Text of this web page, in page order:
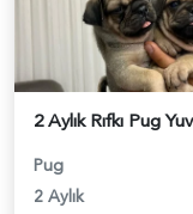
Pug
2 Aylık